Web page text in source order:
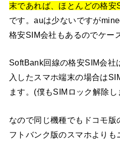
末であれば、ほとんどの格
です。auは少ないですが
格安SIM会社もあるのでケー
SoftBank回線の格安SIM会
入したスマホ端末の場合は
ます。(僕もSIMロック解除し
なので同じ機種でもドコモ
フトバンク版のスマホよりも